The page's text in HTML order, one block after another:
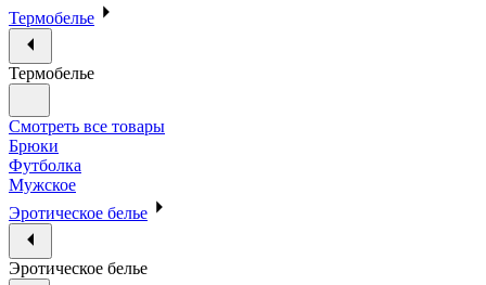
Термобелье
Термобелье
Смотреть все товары
Брюки
Футболка
Мужское
Эротическое белье
Эротическое белье